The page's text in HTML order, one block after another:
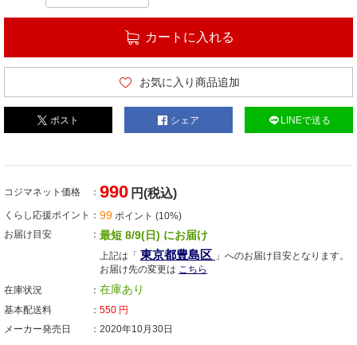
カートに入れる
お気に入り商品追加
ポスト シェア LINEで送る
コジマネット価格 990 円(税込)
くらし応援ポイント 99 ポイント (10%)
お届け目安
最短 8/9(日) にお届け
上記は「 東京都豊島区 」へのお届け目安となります。
お届け先の変更は こちら
在庫状況
在庫あり
基本配送料 550 円
メーカー発売日
2020年10月30日